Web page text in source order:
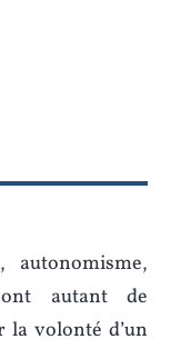
autonomisme,
autant de
volonté d’un